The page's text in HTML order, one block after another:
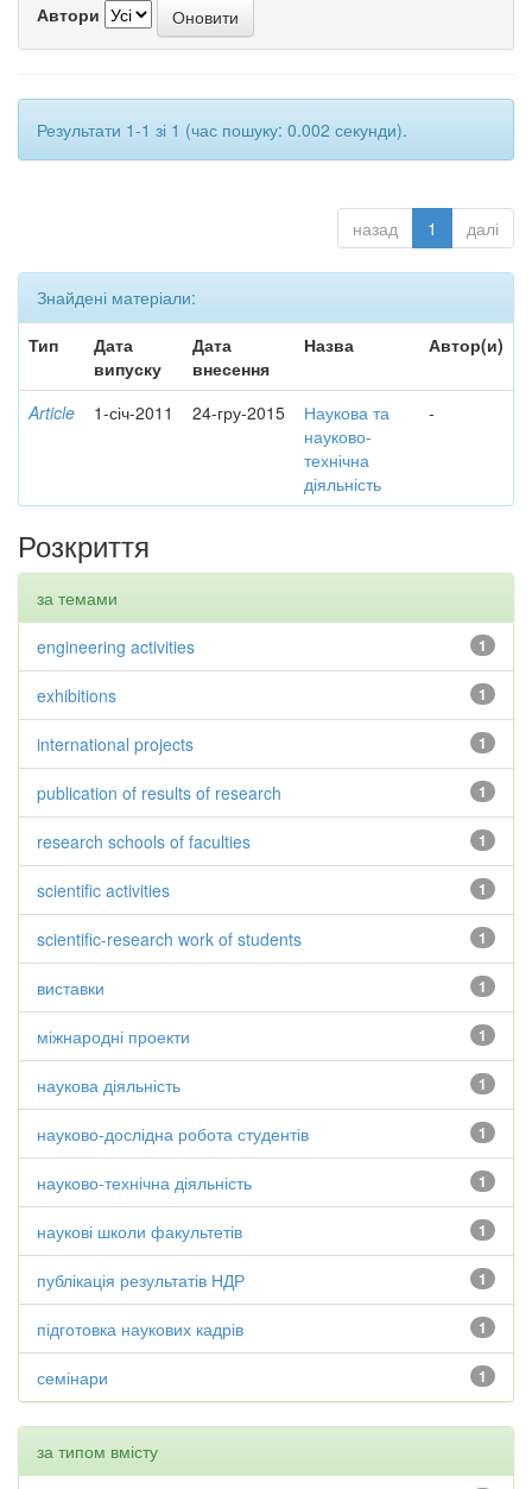
Автори
Результати 1-1 зі 1 (час пошуку: 0.002 секунди).
назад 1 далі
Знайдені матеріали:
Тип
Дата
випуску
Дата
внесення
Назва Автор(и)
Article 1-січ-2011 24-гру-2015
Наукова та
науково-
технічна
діяльність
-
Розкриття
за темами
1
engineering activities
1
exhibitions
1
international projects
1
publication of results of research
1
research schools of faculties
1
scientific activities
1
scientific-research work of students
1
виставки
1
міжнародні проекти
1
наукова діяльність
1
науково-дослідна робота студентів
1
науково-технічна діяльність
1
наукові школи факультетів
1
публікація результатів НДР
1
підготовка наукових кадрів
1
семінари
за типом вмісту